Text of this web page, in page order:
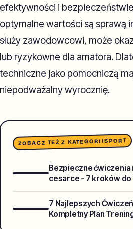
efektywności i
optymalne wartości są sprawą
służy zawodowcowi, może
lub ryzykowne dla amatora.
techniczne jako pomocniczą
niepodważalny wyrocznię.
ZOBACZ TEŻ Z KATEGORIISPORT
Bezpieczne ćwiczenia
cesarce - 7 kroków
7 Najlepszych
Kompletny Plan